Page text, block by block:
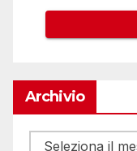
Archivio
Archivio